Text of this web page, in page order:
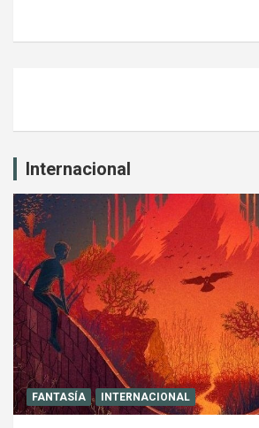
Internacional
FANTASÍA INTERNACIONAL